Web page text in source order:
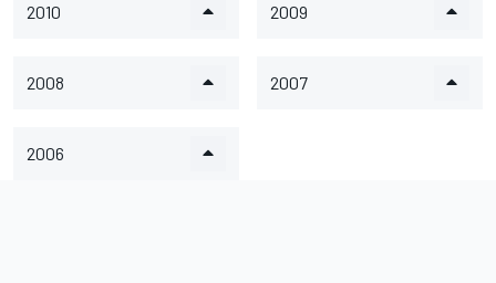
2010 2009
2008 2007
2006